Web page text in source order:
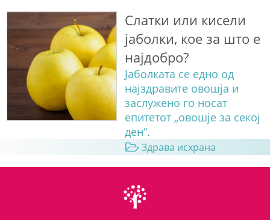
Слатки или кисели
јаболки, кое за што е
најдобро?
Јаболката се едно од
најздравите овошја и
заслужено го носат
епитетот „овошје за секој
ден“.
Здрава исхрана